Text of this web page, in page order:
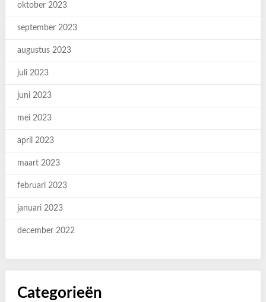
oktober 2023
september 2023
augustus 2023
juli 2023
juni 2023
mei 2023
april 2023
maart 2023
februari 2023
januari 2023
december 2022
Categorieën